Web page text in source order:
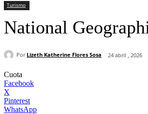
Turismo
National
Por Lizeth Katherine Flores Sosa 24 abril , 2026
Cuota
Facebook
X
Pinterest
WhatsApp